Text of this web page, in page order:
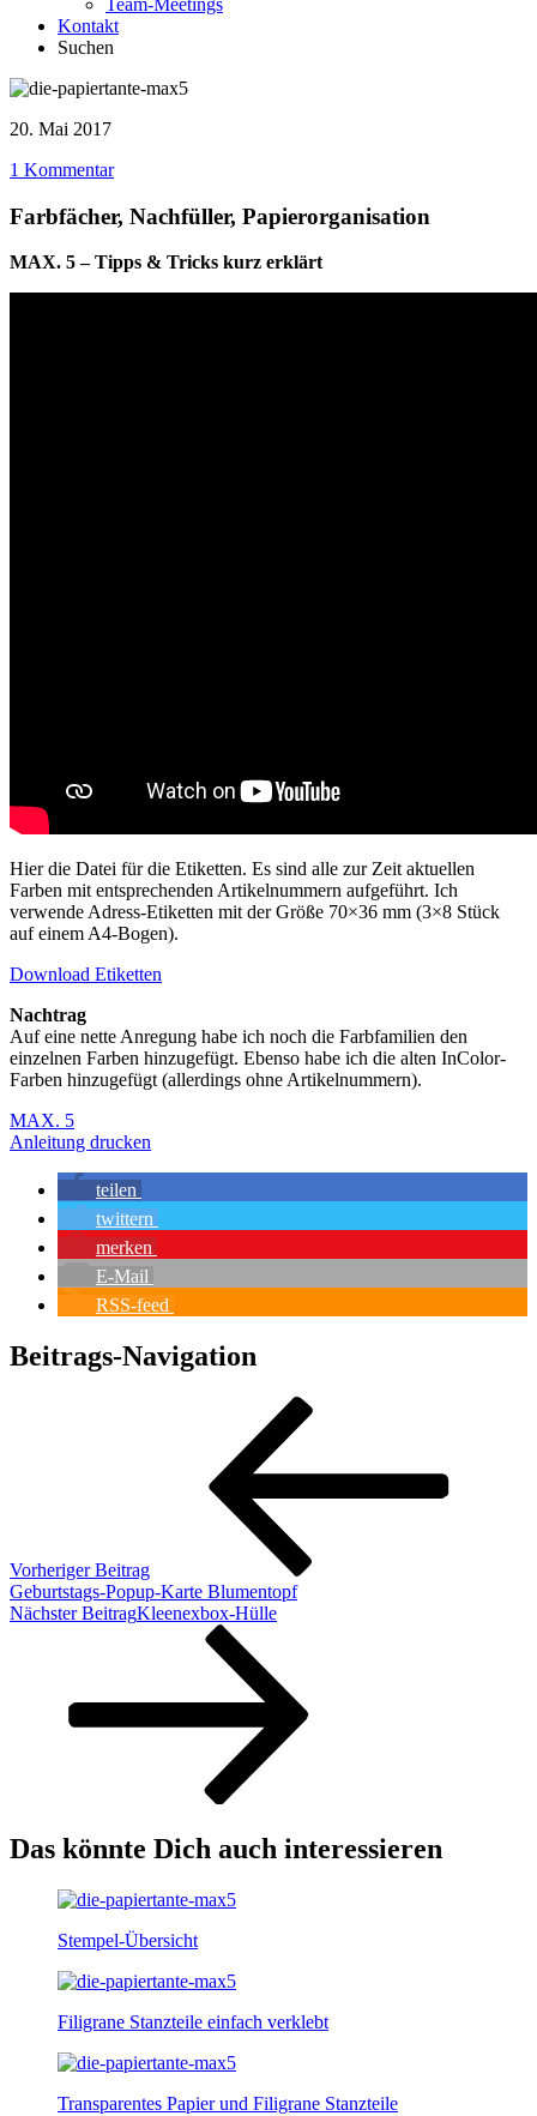
Team-Meetings
Kontakt
Suchen
20. Mai 2017
1 Kommentar
Farbfächer, Nachfüller, Papierorganisation
MAX. 5 – Tipps & Tricks kurz erklärt
Hier die Datei für die Etiketten. Es sind alle zur Zeit aktuellen
Farben mit entsprechenden Artikelnummern aufgeführt. Ich
verwende Adress-Etiketten mit der Größe 70×36 mm (3×8 Stück
auf einem A4-Bogen).
Download Etiketten
Nachtrag
Auf eine nette Anregung habe ich noch die Farbfamilien den
einzelnen Farben hinzugefügt. Ebenso habe ich die alten InColor-
Farben hinzugefügt (allerdings ohne Artikelnummern).
MAX. 5
Anleitung drucken
teilen
twittern
merken
E-Mail
RSS-feed
Beitrags-Navigation
Vorheriger Beitrag
Geburtstags-Popup-Karte Blumentopf
Nächster BeitragKleenexbox-Hülle
Das könnte Dich auch interessieren
Stempel-Übersicht
Filigrane Stanzteile einfach verklebt
Transparentes Papier und Filigrane Stanzteile